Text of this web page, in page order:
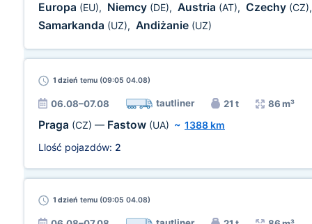
Europa (EU), Niemcy (DE), Austria (AT), Czechy (CZ)
Samarkanda (UZ), Andiżanie (UZ)
1 dzień temu (09:05 04.08)
06.08–07.08 tautliner 21 t 86 m³
Praga (CZ) — Fastow (UA) ~ 1388 km
Llość pojazdów: 2
1 dzień temu (09:05 04.08)